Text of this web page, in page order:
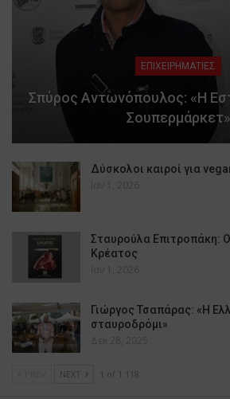
ΕΠΙΧΕΙΡΗΜΑΤΙΕΣ
Σπύρος Αντωνόπουλος: «Η
Σουπερμάρκετ»
Δύσκολοι καιροί για
Ιαν 1, 2026
Σταυρούλα Επιτροπάκη:
Κρέατος
Ιαν 1, 2026
Γιώργος Τσαπάρας: «Η
σταυροδρόμι»
Δεκ 28, 2025
NEXT 1 of 1.118